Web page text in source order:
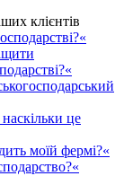
клієнтів
це
моїй фермі?«